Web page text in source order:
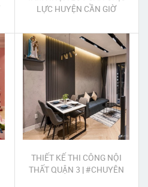
LỰC HUYỆN CẦN GIỜ
THIẾT KẾ THI CÔNG NỘI
THẤT QUẬN 3 | #CHUYÊN